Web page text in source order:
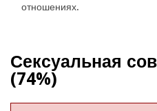
отношениях.
Сексуальная
(74%)